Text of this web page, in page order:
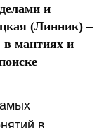
и
(Линник) –
мантиях и
в